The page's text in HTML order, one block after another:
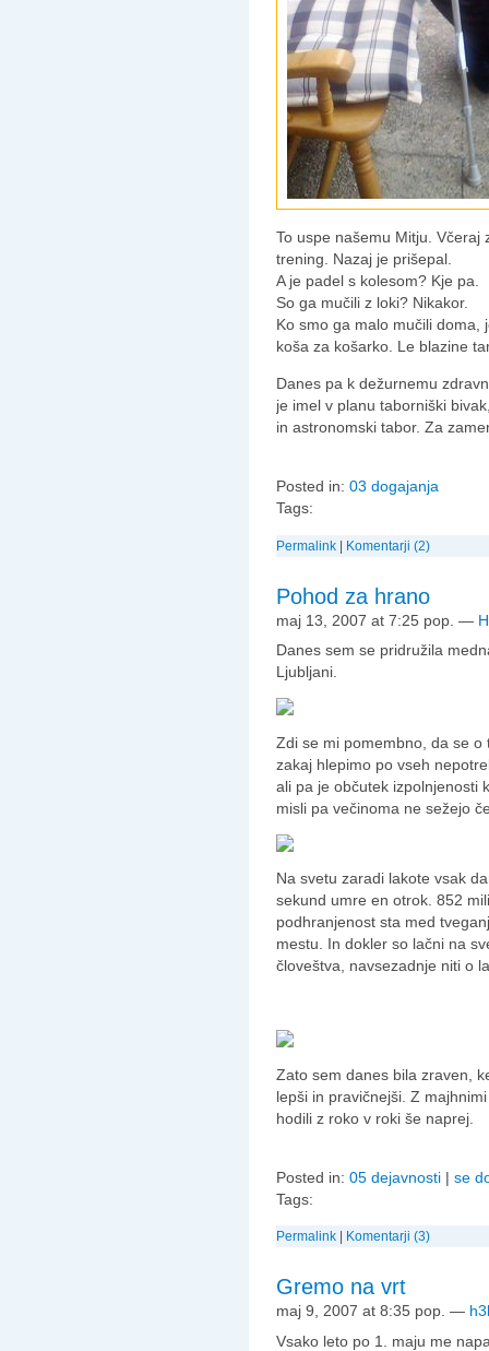
To uspe našemu Mitju. Včeraj
trening. Nazaj je prišepal.
A je padel s kolesom? Kje pa.
So ga mučili z loki? Nikakor.
Ko smo ga malo mučili doma,
koša za košarko. Le blazine
Danes pa k dežurnemu
je imel v planu taborniški
in astronomski tabor. Za
Posted in: 03 dogajanja
Tags:
Permalink | Komentarji (2)
Pohod za hrano
maj 13, 2007 at 7:25 pop. —
Danes sem se pridružila
Ljubljani.
Zdi se mi pomembno, da se
zakaj hlepimo po vseh
ali pa je občutek izpolnjenosti
misli pa večinoma ne sežejo
Na svetu zaradi lakote vsak
sekund umre en otrok. 852
podhranjenost sta med
mestu. In dokler so lačni na
človeštva, navsezadnje niti o
Zato sem danes bila zraven,
lepši in pravičnejši. Z
hodili z roko v roki še naprej.
Posted in: 05 dejavnosti | se
Tags:
Permalink Komentarji (3)
Gremo na vrt
maj 9, 2007 at 8:35 pop. —
Vsako leto po 1. maju me